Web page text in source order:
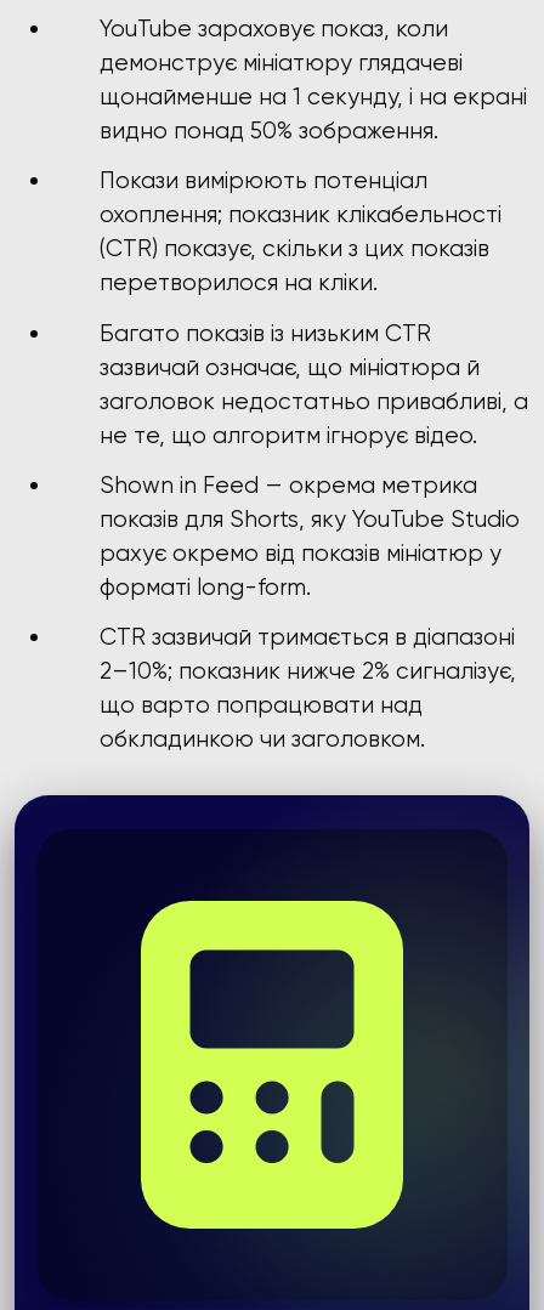
YouTube зараховує показ, коли
демонструє мініатюру глядачеві
щонайменше на 1 секунду, і на екрані
видно понад 50% зображення.
Покази вимірюють потенціал
охоплення; показник клікабельності
(CTR) показує, скільки з цих показів
перетворилося на кліки.
Багато показів із низьким CTR
зазвичай означає, що мініатюра й
заголовок недостатньо привабливі, а
не те, що алгоритм ігнорує відео.
Shown in Feed — окрема метрика
показів для Shorts, яку YouTube Studio
рахує окремо від показів мініатюр у
форматі long-form.
CTR зазвичай тримається в діапазоні
2–10%; показник нижче 2% сигналізує,
що варто попрацювати над
обкладинкою чи заголовком.